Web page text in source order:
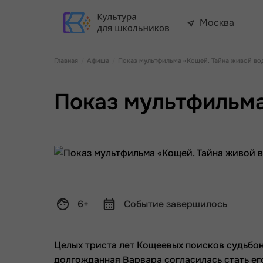
Москва
Главная Афиша Показ мультфильма «Кощей. Тайна живой
Показ
6+ Событие завершилось
Целых триста лет Кощеевых поисков
долгожданная Варвара согласилась стать